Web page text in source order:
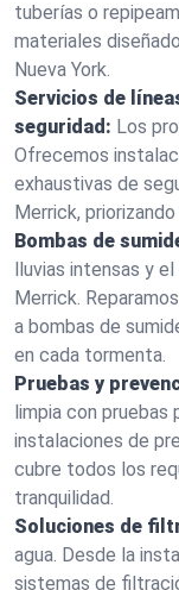
tuberías o
materiales
Nueva York.
Servicios de
seguridad: Los
Ofrecemos
exhaustivas de
Merrick,
Bombas de
lluvias intensas y
Merrick.
a bombas de
en cada tormenta.
Pruebas y
limpia con
instalaciones de
cubre todos los
tranquilidad.
Soluciones de
agua. Desde la
sistemas de